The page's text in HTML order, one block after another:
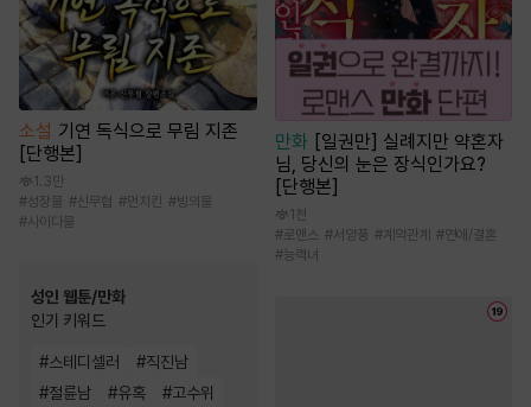
소설 기연 독식으로 무림 지존
[단행본]
1.3만
#성장물 #신무협 #먼치킨 #빙의물
#사이다물
성인 웹툰/만화
인기 키워드
#스테디셀러 #직진남
#절륜남 #유혹 #고수위
만화 [일권만] 실례지만 약혼자
님, 당신의 눈은 장식인가요?
[단행본]
1천
#로맨스 #서양풍 #계약관계 #연애/결혼
#능력녀